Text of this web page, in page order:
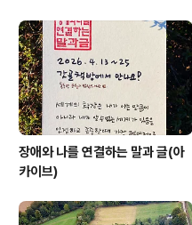
장애와 나를 연결하는 말과 글(아
카이브)